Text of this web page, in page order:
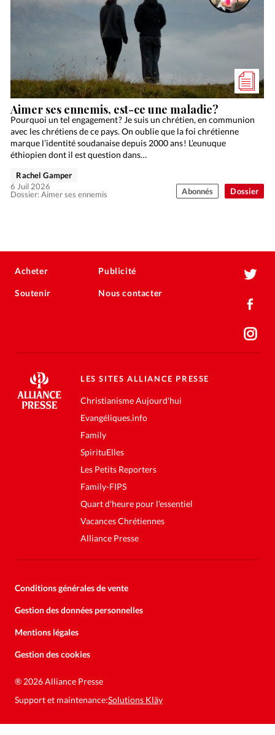
Dossier
Aimer ses ennemis, est-ce une maladie?
Pourquoi un tel engagement ? Je suis un chrétien, en communion
avec les chrétiens de ce pays. On oublie que la foi chrétienne
marque l’identité soudanaise depuis 2000 ans ! L’eunuque
éthiopien dont il est question dans…
Dossier: Aimer ses ennemis
Rachel Gamper
6 Juil 2026
Abonnés
Acheter
Soutenir
Publicité
Nous contacter
LES SITES ALLIANCE PRESSE
Christianisme Aujourd'hui
Evangéliques.info
Family
SpirituElles
Les Petits Reporters
Family-FIPS
Quart d'heure pour l'essentiel
Vacances Chrétiennes
Alliance Presse
Conditions générales de vente
Gestion des données personnelles
Mentions légales
Gestion des cookies
® 2026 Alliance Presse
Support et maintenance:Solutions Kläy